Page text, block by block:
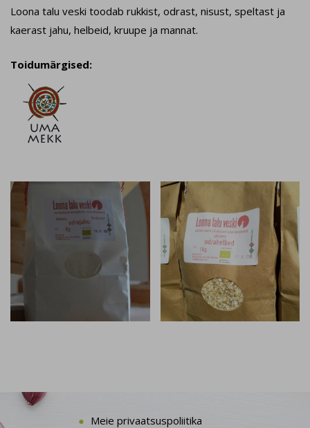
Loona talu veski toodab rukkist, odrast, nisust, speltast ja
kaerast jahu, helbeid, kruupe ja mannat.
Toidumärgised:
Meie privaatsuspoliitika